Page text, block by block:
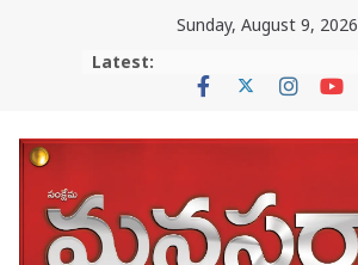
Sunday, August 9, 2026
Latest: